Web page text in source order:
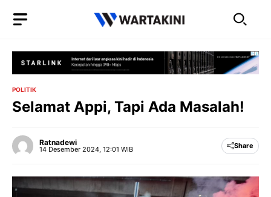
POLITIK
Selamat Appi, Tapi Ada Masalah!
Ratnadewi
14 Desember 2024, 12:01 WIB Share